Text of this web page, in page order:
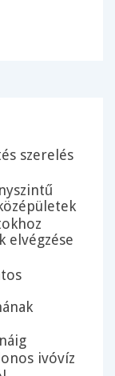
szerelés
elvégzése
ivóvíz